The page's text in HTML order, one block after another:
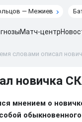
— Межиев
Матч-центр
словами описал
новичка
мнением о